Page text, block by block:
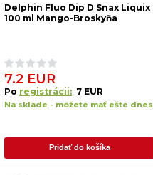
Delphin Fluo Dip D Snax Liquix
100 ml Mango-Broskyňa
7.2 EUR
Po registrácii: 7 EUR
Na sklade - môžete mať ešte dnes
Pridať do košíka